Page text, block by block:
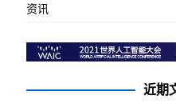
资讯
近期